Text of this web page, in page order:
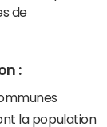
de
:
la population